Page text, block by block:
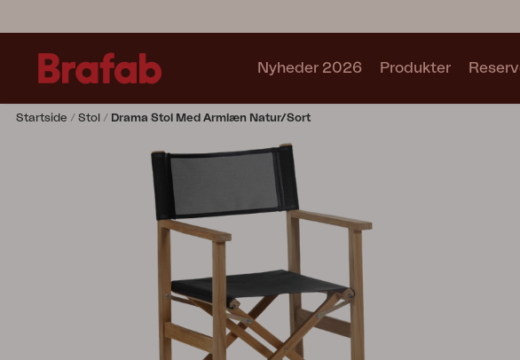
Nyheder 2026 Produkter
Startside Stol Drama Stol Med Armlæn Natur/sort